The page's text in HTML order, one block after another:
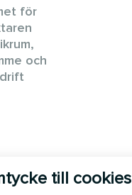
för
och
till cookies